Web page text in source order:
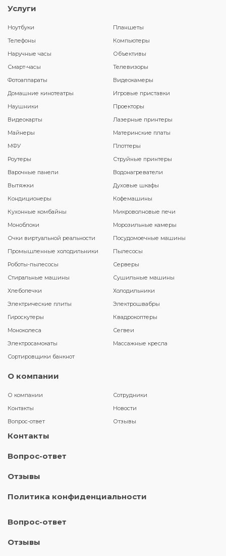
Услуги
Ноутбуки
Планшеты
Телефоны
Компьютеры
Наручные часы
Объективы
Смарт-часы
Телевизоры
Фотоаппараты
Видеокамеры
Домашние кинотеатры
Игровые приставки
Наушники
Проекторы
Видеокарты
Лазерные принтеры
Майнеры
Материнские платы
МФУ
Плоттеры
Роутеры
Струйные принтеры
Варочные панели
Водонагреватели
Вытяжки
Духовые шкафы
Кондиционеры
Кофемашины
Кухонные комбайны
Микроволновые печи
Моноблоки
Морозильные камеры
Очки виртуальной реальности
Посудомоечные машины
Промышленные холодильники
Пылесосы
Роботы-пылесосы
Серверы
Стиральные машины
Сушильные машины
Хлебопечки
Холодильники
Электрические плиты
Электрошвабры
Гироскутеры
Квадрокоптеры
Моноколеса
Сегвеи
Электросамокаты
Массажные кресла
Сортировщики банкнот
О компании
О компании
Сотрудники
Контакты
Новости
Вопрос-ответ
Отзывы
Контакты
Вопрос-ответ
Отзывы
Политика конфиденциальности
Вопрос-ответ
Отзывы